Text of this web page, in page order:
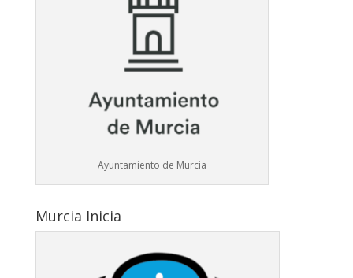
Ayuntamiento de Murcia
Murcia Inicia